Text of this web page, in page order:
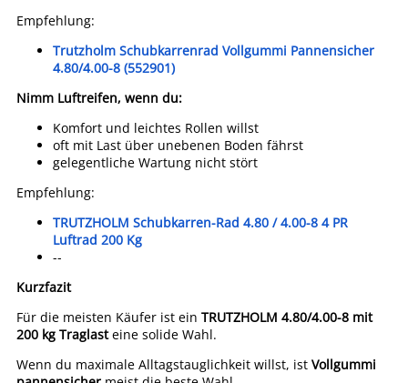
Empfehlung:
Trutzholm Schubkarrenrad Vollgummi Pannensicher
4.80/4.00-8 (552901)
Nimm Luftreifen, wenn du:
Komfort und leichtes Rollen willst
oft mit Last über unebenen Boden fährst
gelegentliche Wartung nicht stört
Empfehlung:
TRUTZHOLM Schubkarren-Rad 4.80 / 4.00-8 4 PR
Luftrad 200 Kg
--
Kurzfazit
Für die meisten Käufer ist ein TRUTZHOLM 4.80/4.00-8 mit
200 kg Traglasteine solide Wahl.
Wenn du maximale Alltagstauglichkeit willst, ist Vollgummi